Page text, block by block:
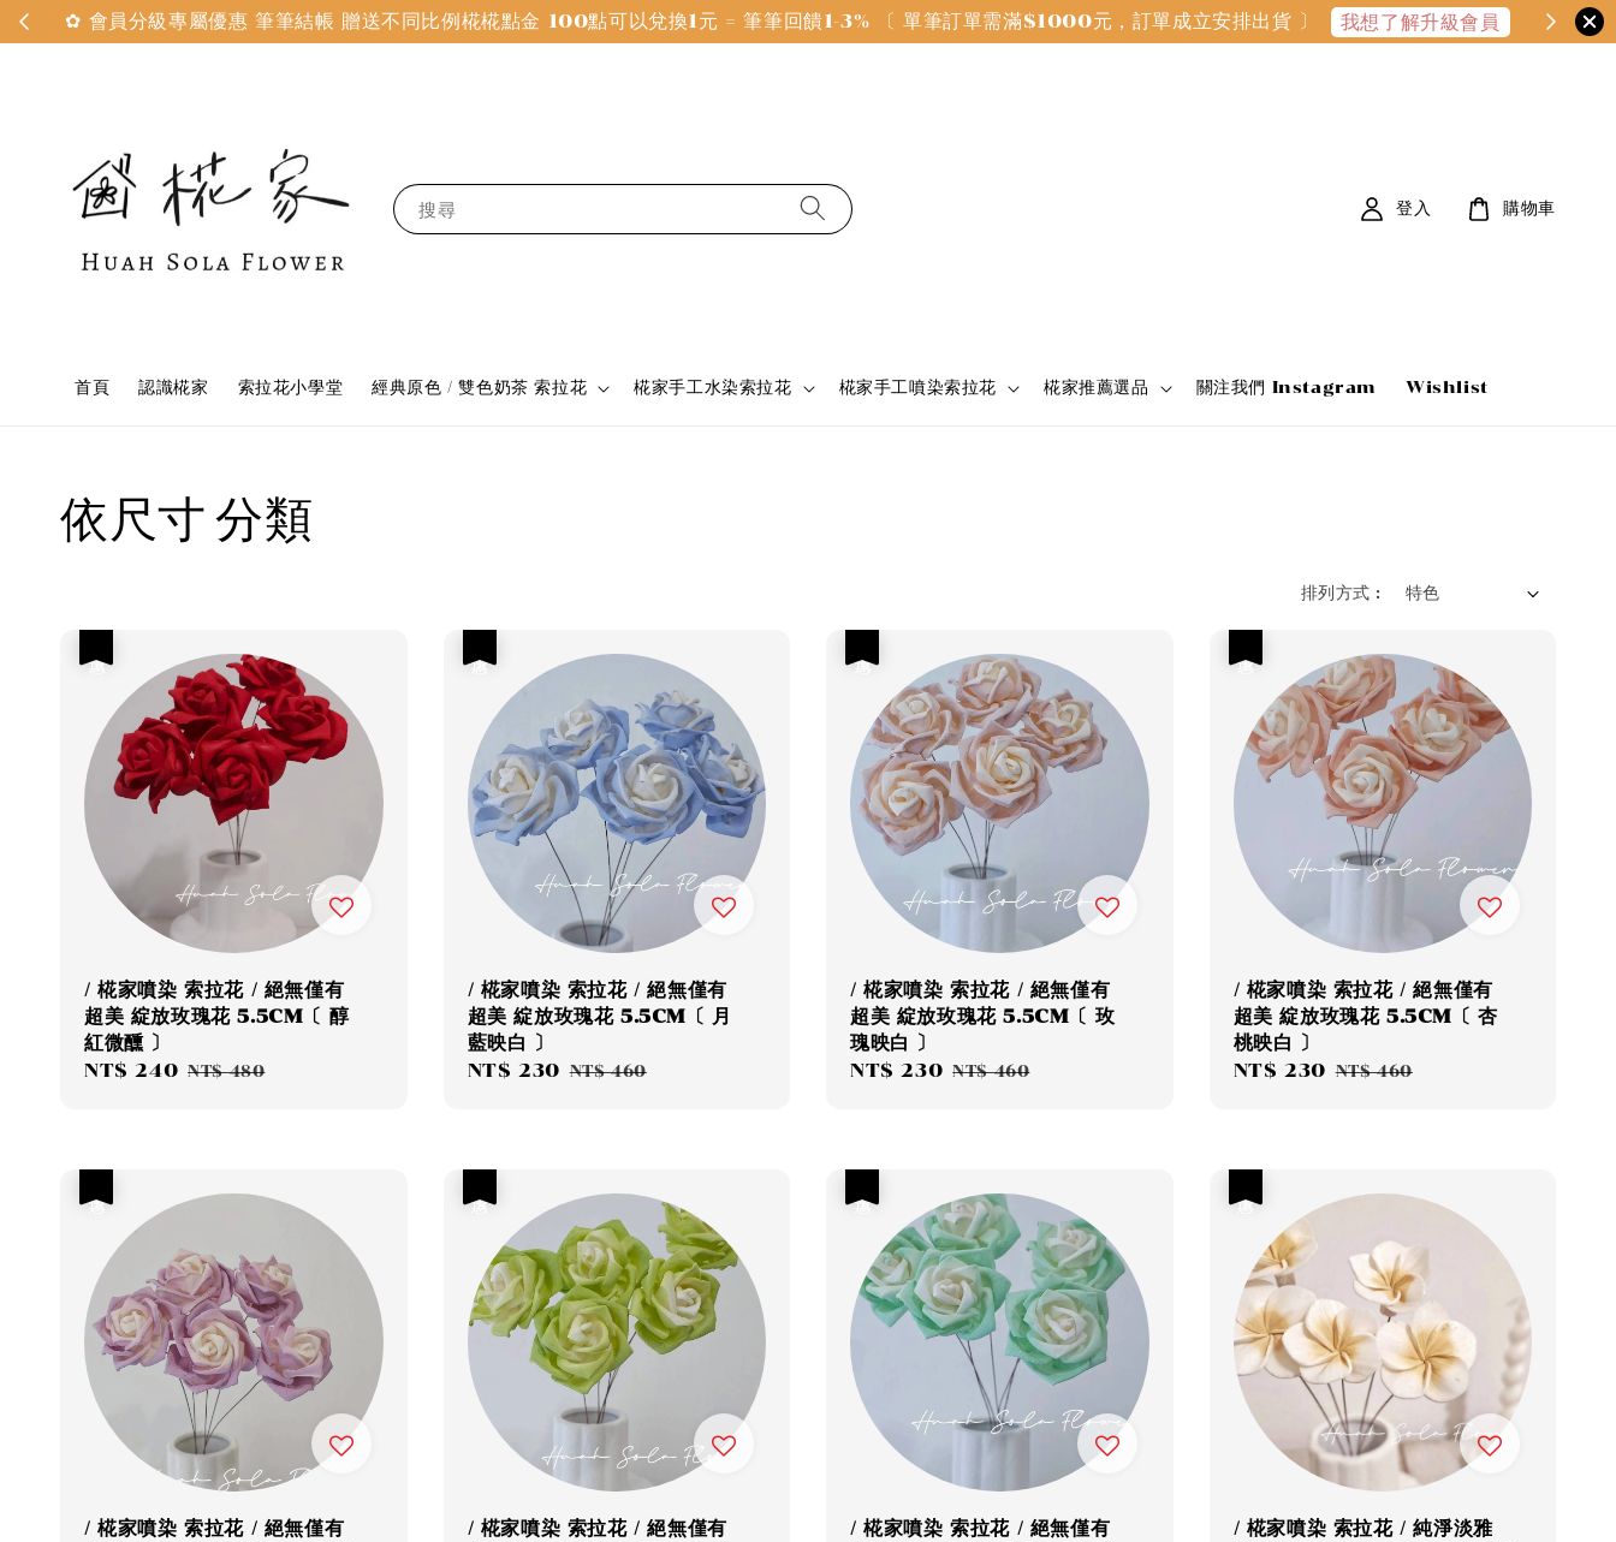
✿ 會員分級專屬優惠 筆筆結帳 贈送不同比例椛椛點金 100點可以兌換1元 = 筆筆回饋1-3% 〔 單筆訂單需滿$1000元，訂單成立安排出貨 〕 我想了解升級會員
搜尋
首頁 認識椛家 索拉花小學堂 經典原色 / 雙色奶茶 索拉花 椛家手工水染索拉花 椛家手工噴染索拉花 椛家推薦選品 關注我們 Instagram Wishlist
登入 購物車
依尺寸 分類
排列方式 :
/ 椛家噴染 索拉花 / 絕無僅有
超美 綻放玫瑰花 5.5CM〔 醇
紅微醺 〕
Sale
NT$ 240 Regular
NT$ 480
/ 椛家噴染 索拉花 / 絕無僅有
超美 綻放玫瑰花 5.5CM〔 月
藍映白 〕
Sale
NT$ 230 Regular
NT$ 460
/ 椛家噴染 索拉花 / 絕無僅有
超美 綻放玫瑰花 5.5CM〔 玫
瑰映白 〕
Sale
NT$ 230 Regular
NT$ 460
/ 椛家噴染 索拉花 / 絕無僅有
超美 綻放玫瑰花 5.5CM〔 杏
桃映白 〕
Sale
NT$ 230 Regular
NT$ 460
/ 椛家噴染 索拉花 / 絕無僅有
/ 椛家噴染 索拉花 / 絕無僅有
/ 椛家噴染 索拉花 / 絕無僅有
/ 椛家噴染 索拉花 / 純淨淡雅